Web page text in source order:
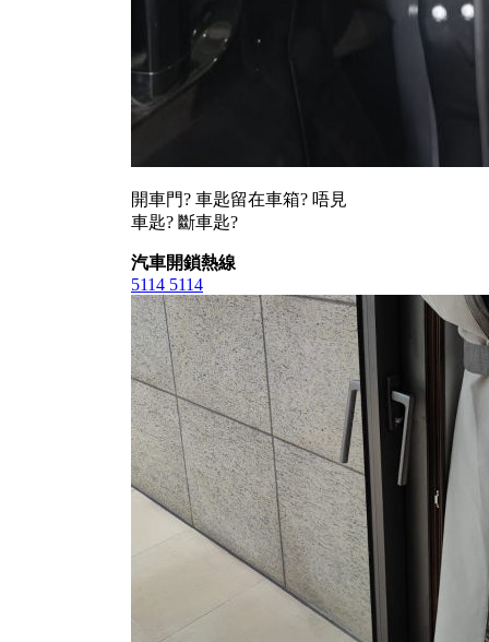
開車門? 車匙留在車箱? 唔見
車匙? 斷車匙?
汽車開鎖熱線
5114 5114